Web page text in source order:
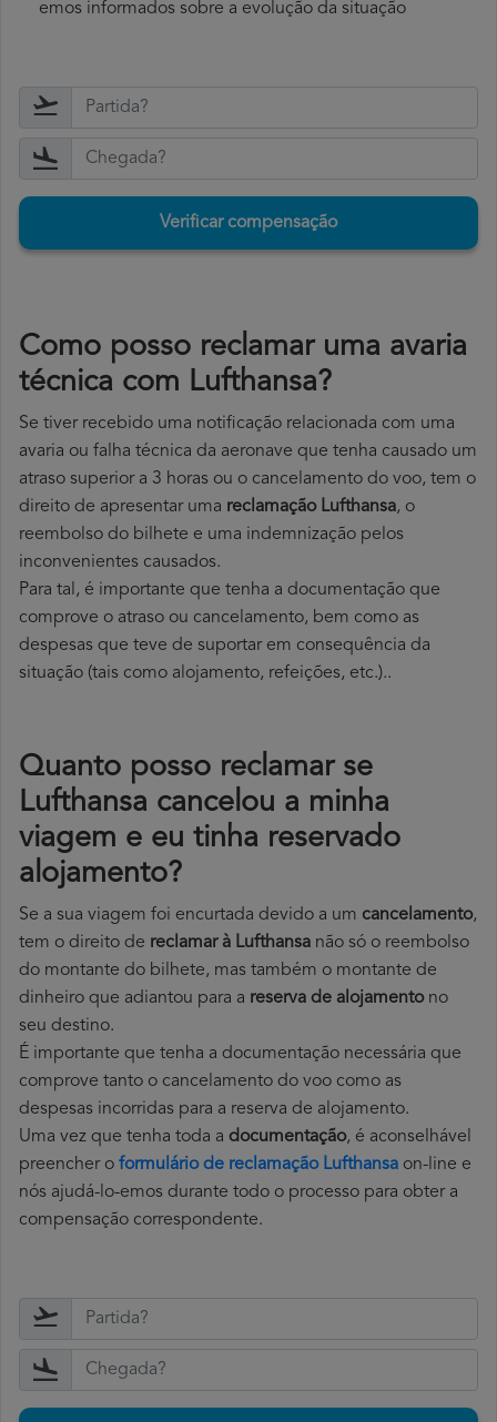
emos informados sobre a evolução da situação
Verificar compensação
Como posso reclamar uma avaria
técnica com Lufthansa?
Se tiver recebido uma notificação relacionada com uma
avaria ou falha técnica da aeronave que tenha causado um
atraso superior a 3 horas ou o cancelamento do voo, tem o
direito de apresentar uma reclamação Lufthansa, o
reembolso do bilhete e uma indemnização pelos
inconvenientes causados.
Para tal, é importante que tenha a documentação que
comprove o atraso ou cancelamento, bem como as
despesas que teve de suportar em consequência da
situação (tais como alojamento, refeições, etc.)..
Quanto posso reclamar se
Lufthansa cancelou a minha
viagem e eu tinha reservado
alojamento?
Se a sua viagem foi encurtada devido a um cancelamento,
tem o direito de reclamar à Lufthansa não só o reembolso
do montante do bilhete, mas também o montante de
dinheiro que adiantou para a reserva de alojamentono
seu destino.
É importante que tenha a documentação necessária que
comprove tanto o cancelamento do voo como as
despesas incorridas para a reserva de alojamento.
Uma vez que tenha toda a documentação, é aconselhável
preencher o formulário de reclamação Lufthansa on-line e
nós ajudá-lo-emos durante todo o processo para obter a
compensação correspondente.